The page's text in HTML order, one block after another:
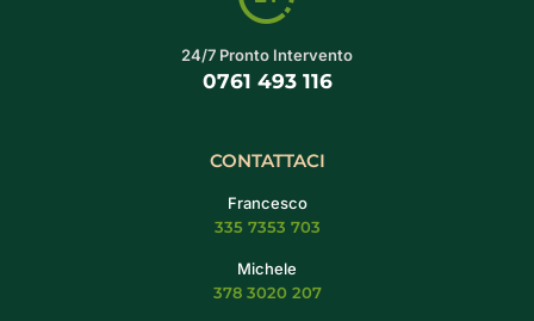
24/7 Pronto Intervento
0761 493 116
CONTATTACI
Francesco
335 7353 703
Michele
378 3020 207